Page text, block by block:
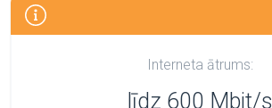
Interneta ātrums:
līdz 600 Mbit/s